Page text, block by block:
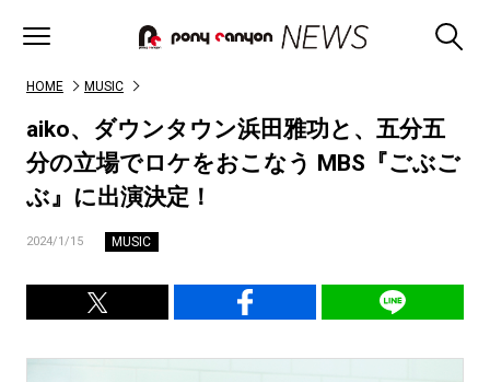
HOME MUSIC
aiko、ダウンタウン浜田雅功と、五分五
分の立場でロケをおこなう MBS『ごぶご
ぶ』に出演決定！
2024/1/15 MUSIC